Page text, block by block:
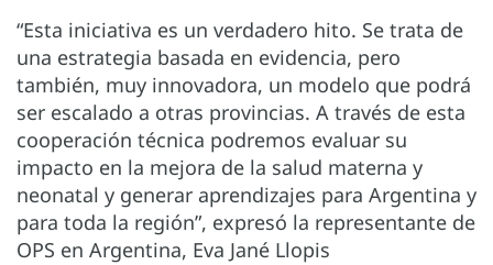
“Esta iniciativa es un verdadero hito. Se trata de
una estrategia basada en evidencia, pero
también, muy innovadora, un modelo que podrá
ser escalado a otras provincias. A través de esta
cooperación técnica podremos evaluar su
impacto en la mejora de la salud materna y
neonatal y generar aprendizajes para Argentina y
para toda la región”, expresó la representante de
OPS en Argentina, Eva Jané Llopis